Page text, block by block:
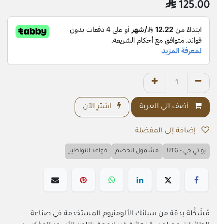
125.00

أضف الي العربة اشترِ الآن
يو تي جي - UTG مشمول الخصم قواعد النواظير
مُشَكَّلة بدقة من سبائك الألومنيوم المستخدمة في صناعة